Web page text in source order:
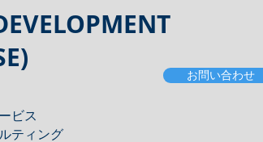
ビス
ティング
お問い合わせ